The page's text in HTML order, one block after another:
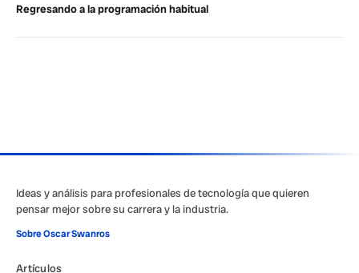
Regresando a la programación habitual
Ideas y análisis para profesionales de tecnología que quieren
pensar mejor sobre su carrera y la industria.
Sobre Oscar Swanros
Artículos